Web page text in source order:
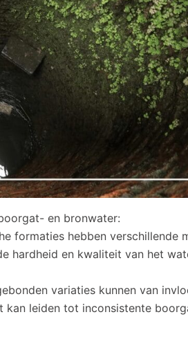
en bronwater:
formaties hebben verschillende
hardheid en kwaliteit van het
variaties kunnen van
kan leiden tot inconsistente